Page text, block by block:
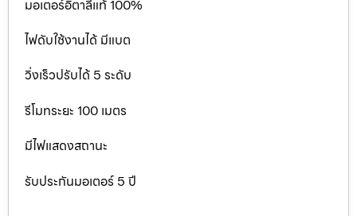
มอเตอร์อิตาลีแท้ 100%
ไฟดับใช้งานได้ มีแบต
วิ่งเร็วปรับได้ 5 ระดับ
รีโมทระยะ 100 เมตร
มีไฟแสดงสถานะ
รับประกันมอเตอร์ 5 ปี